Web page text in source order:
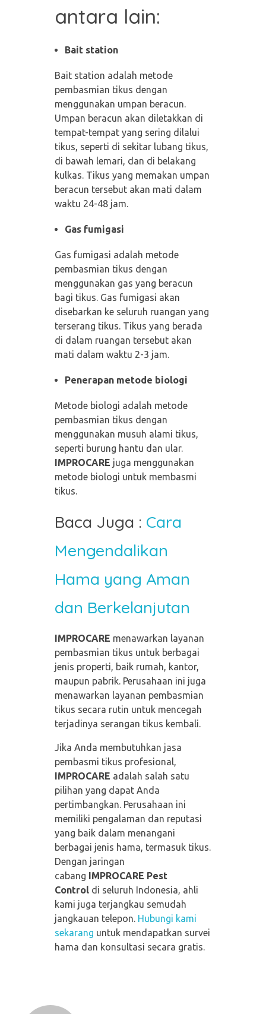
antara lain:
Bait station
Bait station adalah metode
pembasmian tikus dengan
menggunakan umpan beracun.
Umpan beracun akan diletakkan di
tempat-tempat yang sering dilalui
tikus, seperti di sekitar lubang tikus,
di bawah lemari, dan di belakang
kulkas. Tikus yang memakan umpan
beracun tersebut akan mati dalam
waktu 24-48 jam.
Gas fumigasi
Gas fumigasi adalah metode
pembasmian tikus dengan
menggunakan gas yang beracun
bagi tikus. Gas fumigasi akan
disebarkan ke seluruh ruangan yang
terserang tikus. Tikus yang berada
di dalam ruangan tersebut akan
mati dalam waktu 2-3 jam.
Penerapan metode biologi
Metode biologi adalah metode
pembasmian tikus dengan
menggunakan musuh alami tikus,
seperti burung hantu dan ular.
IMPROCARE juga menggunakan
metode biologi untuk membasmi
tikus.
Baca Juga : Cara
Mengendalikan
Hama yang Aman
dan Berkelanjutan
IMPROCARE menawarkan layanan
pembasmian tikus untuk berbagai
jenis properti, baik rumah, kantor,
maupun pabrik. Perusahaan ini juga
menawarkan layanan pembasmian
tikus secara rutin untuk mencegah
terjadinya serangan tikus kembali.
Jika Anda membutuhkan jasa
pembasmi tikus profesional,
IMPROCARE adalah salah satu
pilihan yang dapat Anda
pertimbangkan. Perusahaan ini
memiliki pengalaman dan reputasi
yang baik dalam menangani
berbagai jenis hama, termasuk tikus.
Dengan jaringan
cabang IMPROCARE Pest
Controldi seluruh Indonesia, ahli
kami juga terjangkau semudah
jangkauan telepon. Hubungi kami
sekarang untuk mendapatkan survei
hama dan konsultasi secara gratis.